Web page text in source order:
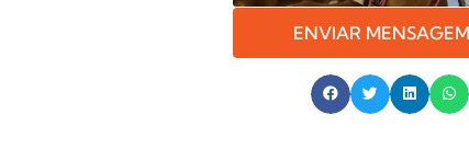
ENVIAR